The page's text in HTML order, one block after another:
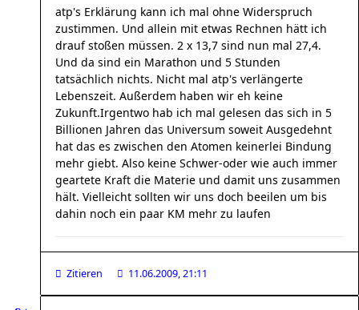
atp's Erklärung kann ich mal ohne Widerspruch
zustimmen. Und allein mit etwas Rechnen hätt ich
drauf stoßen müssen. 2 x 13,7 sind nun mal 27,4.
Und da sind ein Marathon und 5 Stunden
tatsächlich nichts. Nicht mal atp's verlängerte
Lebenszeit. Außerdem haben wir eh keine
Zukunft.Irgentwo hab ich mal gelesen das sich in 5
Billionen Jahren das Universum soweit Ausgedehnt
hat das es zwischen den Atomen keinerlei Bindung
mehr giebt. Also keine Schwer-oder wie auch immer
geartete Kraft die Materie und damit uns zusammen
hält. Vielleicht sollten wir uns doch beeilen um bis
dahin noch ein paar KM mehr zu laufen
Zitieren 11.06.2009, 21:11